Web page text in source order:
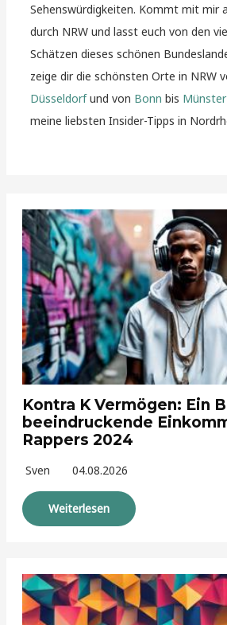
Sehenswürdigkeiten. Kommt mit mir
durch NRW und lasst euch von den
Schätzen dieses schönen
zeige dir die schönsten Orte in NRW
Düsseldorfund von Bonn bis Münster
meine liebsten Insider-Tipps in
Kontra K Vermögen: Ein
beeindruckende
Rappers 2024
Sven 04.08.2026
Weiterlesen